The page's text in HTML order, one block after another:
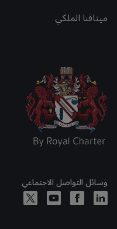
ميثاقنا الملكي
وسائل التواصل الاجتماعي